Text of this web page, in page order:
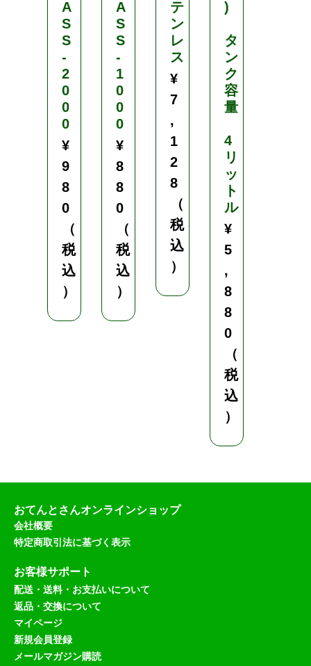
A
S
S
-
2
0
0
0
¥
9
8
0
（
税
込
）
A
S
S
-
1
0
0
0
¥
8
8
0
（
税
込
）
テ
ン
レ
ス
¥
7
,
1
2
8
（
税
込
）
)
タ
ン
ク
容
量
4
リ
ッ
ト
ル
¥
5
,
8
8
0
（
税
込
）
おてんとさんオンラインショップ
会社概要
特定商取引法に基づく表示
お客様サポート
配送・送料・お支払いについて
返品・交換について
マイページ
新規会員登録
メールマガジン購読